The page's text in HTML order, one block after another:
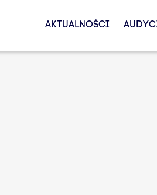
AKTUALNOŚCI